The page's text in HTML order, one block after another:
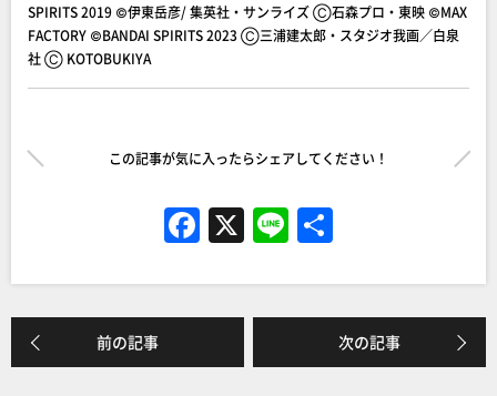
SPIRITS 2019 ©伊東岳彦/ 集英社・サンライズ Ⓒ石森プロ・東映 ©MAX
FACTORY ©BANDAI SPIRITS 2023 Ⓒ三浦建太郎・スタジオ我画／白泉
社 Ⓒ KOTOBUKIYA
この記事が気に入ったらシェアしてください！
F
a
c
e
b
X Li
n
e
前の記事 次の記事